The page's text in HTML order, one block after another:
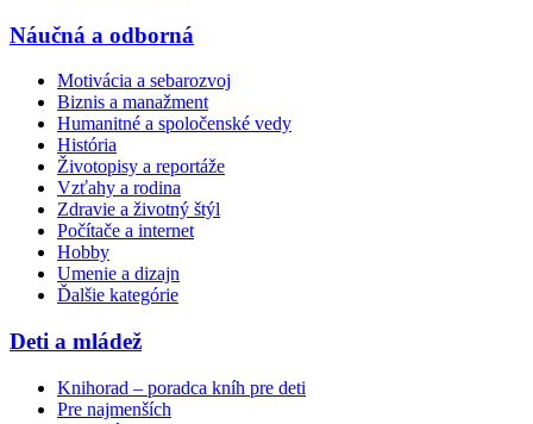
Náučná a odborná
Motivácia a sebarozvoj
Biznis a manažment
Humanitné a spoločenské vedy
História
Životopisy a reportáže
Vzťahy a rodina
Zdravie a životný štýl
Počítače a internet
Hobby
Umenie a dizajn
Ďalšie kategórie
Deti a mládež
Knihorad – poradca kníh pre deti
Pre najmenších